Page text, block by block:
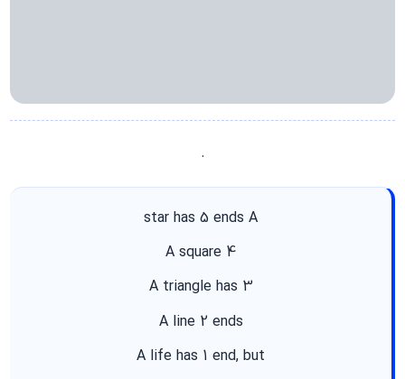
.
star has 5 ends A
A square 4
A triangle has 3
A line 2 ends
A life has 1 end, but